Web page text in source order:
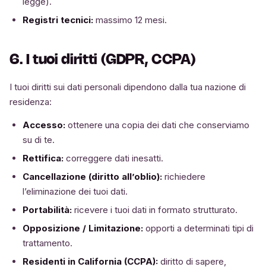
Registri tecnici: massimo 12 mesi.
6. I tuoi diritti (GDPR, CCPA)
I tuoi diritti sui dati personali dipendono dalla tua nazione di
residenza:
Accesso: ottenere una copia dei dati che conserviamo
su di te.
Rettifica: correggere dati inesatti.
Cancellazione (diritto all’oblio): richiedere
l’eliminazione dei tuoi dati.
Portabilità: ricevere i tuoi dati in formato strutturato.
Opposizione / Limitazione: opporti a determinati tipi di
trattamento.
Residenti in California (CCPA): diritto di sapere,